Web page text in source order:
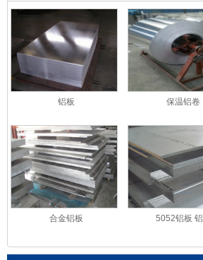
铝板 保温铝卷
合金铝板 5052铝板